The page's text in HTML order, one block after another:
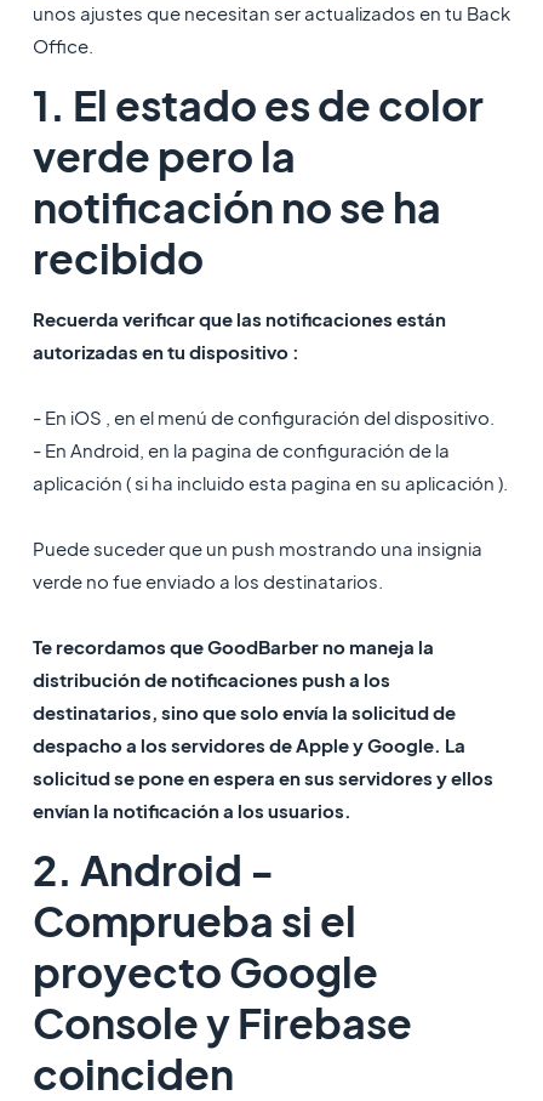
unos ajustes que necesitan ser actualizados en tu Back
Office.
1. El estado es de color
verde pero la
notificación no se ha
recibido
Recuerda verificar que las notificaciones están
autorizadas en tu dispositivo :
- En iOS , en el menú de configuración del dispositivo.
- En Android, en la pagina de configuración de la
aplicación ( si ha incluido esta pagina en su aplicación ).
Puede suceder que un push mostrando una insignia
verde no fue enviado a los destinatarios.
Te recordamos que GoodBarber no maneja la
distribución de notificaciones push a los
destinatarios, sino que solo envía la solicitud de
despacho a los servidores de Apple y Google. La
solicitud se pone en espera en sus servidores y ellos
envían la notificación a los usuarios.
2. Android -
Comprueba si el
proyecto Google
Console y Firebase
coinciden